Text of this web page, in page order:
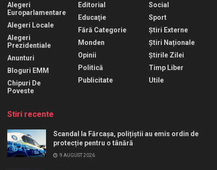
Alegeri
Europarlamentare
Alegeri Locale
Alegeri
Prezidentiale
Anunturi
Bloguri EMM
Chipuri De
Poveste
Editorial
Educaţie
Fără Categorie
Monden
Opinii
Politică
Publicitate
Social
Sport
Știri Externe
Știri Naționale
Știrile Zilei
Timp Liber
Utile
Stiri recente
Scandal la Fărcașa, polițiștii au emis ordin de
protecție pentru o tânără
9 AUGUST 2026